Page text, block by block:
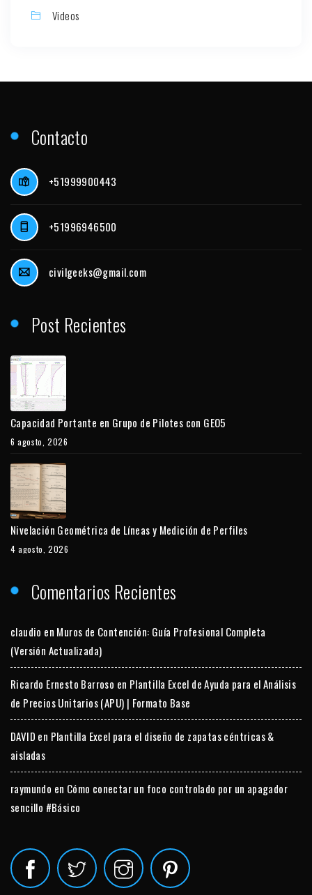
Videos
Contacto
+51999900443
+51996946500
civilgeeks@gmail.com
Post Recientes
Capacidad Portante en Grupo de Pilotes con GEO5
6 agosto, 2026
Nivelación Geométrica de Líneas y Medición de Perfiles
4 agosto, 2026
Comentarios Recientes
claudio en Muros de Contención: Guía Profesional Completa
(Versión Actualizada)
Ricardo Ernesto Barroso en Plantilla Excel de Ayuda para el Análisis
de Precios Unitarios (APU) | Formato Base
DAVID en Plantilla Excel para el diseño de zapatas céntricas &
aisladas
raymundo en Cómo conectar un foco controlado por un apagador
sencillo #Básico